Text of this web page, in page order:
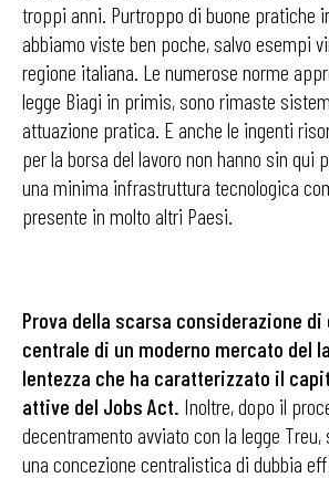
troppi anni. Purtroppo di buone pratiche
abbiamo viste ben poche, salvo esempi
regione italiana. Le numerose norme
legge Biagi in primis, sono rimaste
attuazione pratica. E anche le ingenti
per la borsa del lavoro non hanno sin qui
una minima infrastruttura tecnologica
presente in molto altri Paesi.
Prova della scarsa considerazione
centrale di un moderno mercato del
lentezza che ha caratterizzato il
attive del Jobs Act. Inoltre, dopo il
decentramento avviato con la legge
una concezione centralistica di dubbia